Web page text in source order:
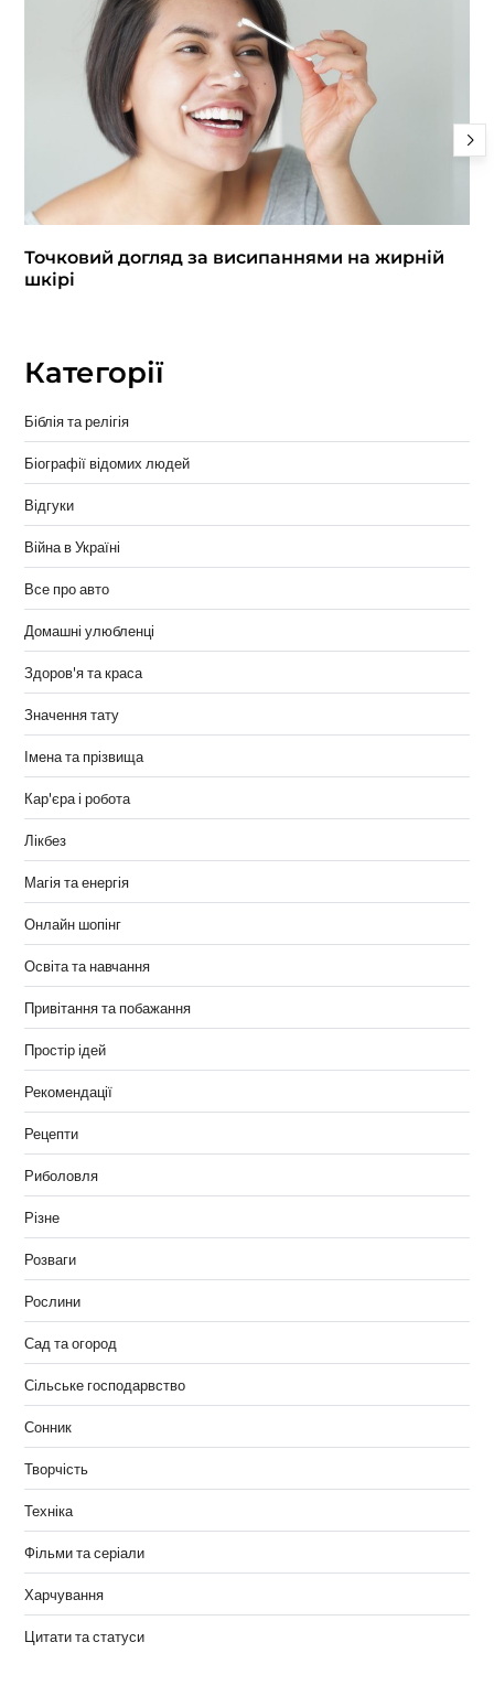
Точковий догляд за висипаннями на жирній
шкірі
Категорії
Біблія та релігія
Біографії відомих людей
Відгуки
Війна в Україні
Все про авто
Домашні улюбленці
Здоров'я та краса
Значення тату
Імена та прізвища
Кар'єра і робота
Лікбез
Магія та енергія
Онлайн шопінг
Освіта та навчання
Привітання та побажання
Простір ідей
Рекомендації
Рецепти
Риболовля
Різне
Розваги
Рослини
Сад та огород
Сільське господарвство
Сонник
Творчість
Техніка
Фільми та серіали
Харчування
Цитати та статуси